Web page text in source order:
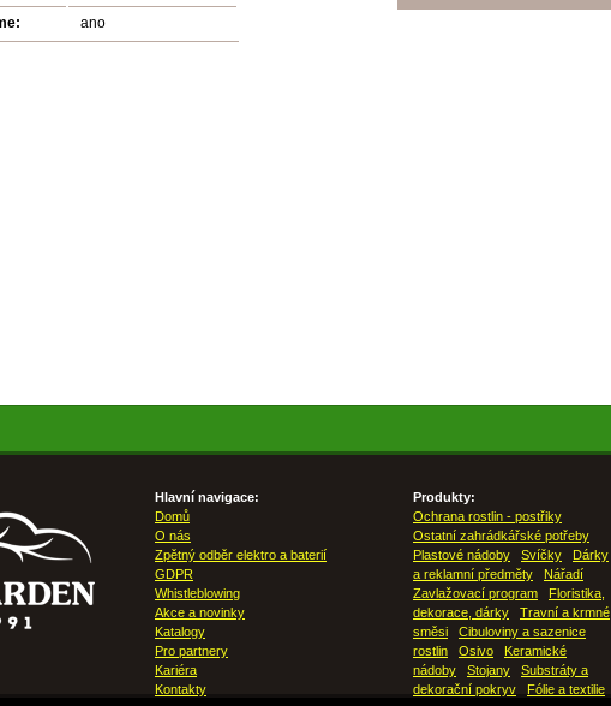
ano
Hlavní navigace:
Domů
O nás
Zpětný odběr elektro a baterií
GDPR
Whistleblowing
Akce a novinky
Katalogy
Pro partnery
Kariéra
Kontakty
Produkty:
Ochrana rostlin - postřiky
Ostatní zahrádkářské potřeby
Plastové nádoby
Svíčky
Dárky
a reklamní předměty
Nářadí
Zavlažovací program
Floristika,
dekorace, dárky
Travní a krmné
směsi
Cibuloviny a sazenice
rostlin
Osivo
Keramické
nádoby
Stojany
Substráty a
dekorační pokryv
Fólie a textilie